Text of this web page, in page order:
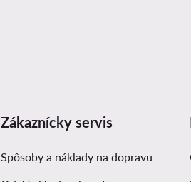
Zákaznícky servis
Spôsoby a náklady na dopravu